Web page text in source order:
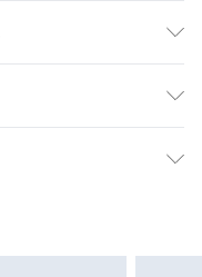
€2.99
nous retourner